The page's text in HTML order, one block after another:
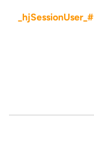
_hjSessionUser_#